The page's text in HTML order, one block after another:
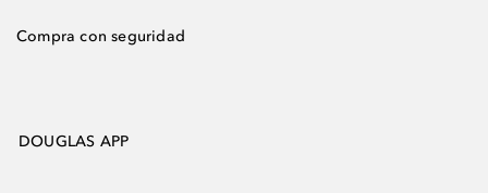
Compra con seguridad
DOUGLAS APP